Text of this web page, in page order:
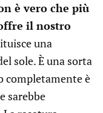
è vero che più
il nostro
una
sole. È una sorta
completamente è
sarebbe